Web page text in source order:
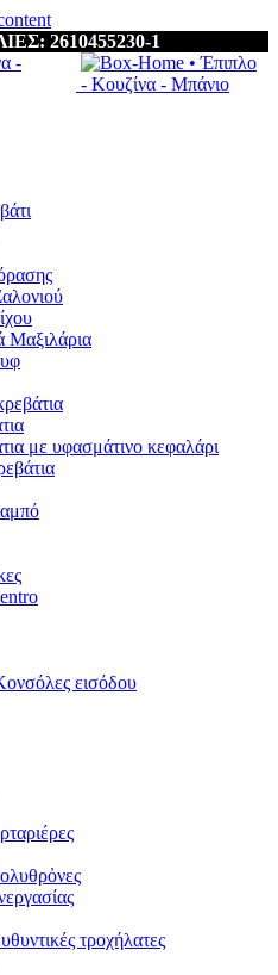
2610455230-1
Μαξιλάρια
με υφασμάτινο κεφαλάρι
εισόδου
τροχήλατες